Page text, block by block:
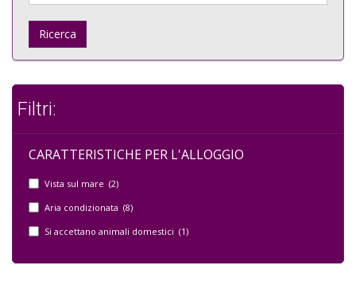
Ricerca
Filtri:
CARATTERISTICHE PER L'ALLOGGIO
Vista sul mare (2)
Aria condizionata (8)
Si accettano animali domestici (1)